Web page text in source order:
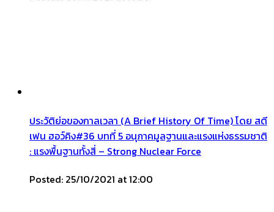
ประวัติย่อของกาลเวลา (A Brief History Of Time) โดย สตี
เฟน ฮอว์คิง#36 บทที่ 5 อนุภาคมูลฐานและแรงแห่งธรรมชาติ
: แรงพื้นฐานทั้งสี่ – Strong Nuclear Force
Posted: 25/10/2021 at 12:00